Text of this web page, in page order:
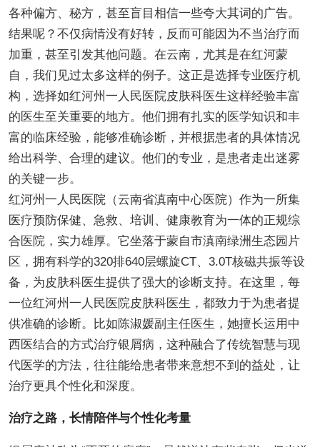
各种偏方、秘方，甚至盲目相信一些夸大其词的广告。
结果呢？不仅病情没有好转，反而可能因为不当治疗而
加重，甚至引发其他问题。在云南，尤其是在红河蒙
自，我们见过太多这样的例子。这正是选择专业医疗机
构，选择如红河州一人民医院皮肤科医生这样经验丰富
的医生至关重要的地方。他们拥有扎实的医学知识和丰
富的临床经验，能够准确诊断，并根据患者的具体情况
给出科学、合理的建议。他们的专业，是患者走出迷雾
的关键一步。
红河州一人民医院（云南省滇南中心医院）作为一所集
医疗预防保健、急救、培训、健康教育为一体的正规综
合医院，实力雄厚。它坐落于蒙自市滇南绿洲生态园片
区，拥有科学的320排640层螺旋CT、3.0T核磁共振等设
备，为皮肤科医生提供了强大的诊断支持。在这里，每
一位红河州一人民医院皮肤科医生，都致力于为患者提
供准确的诊断。比如陈淑媛副主任医生，她擅长运用中
西医结合的方式治疗银屑病，这种融合了传统智慧与现
代医学的方法，往往能给患者带来意想不到的益处，让
治疗更具个性化和深度。
治疗之路，长情陪伴与个性化考量